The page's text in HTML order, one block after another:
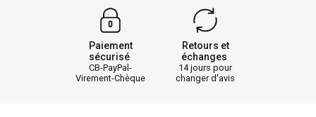
Paiement
sécurisé
CB-PayPal-
Virement-Chèque
Retours et
échanges
14 jours pour
changer d'avis